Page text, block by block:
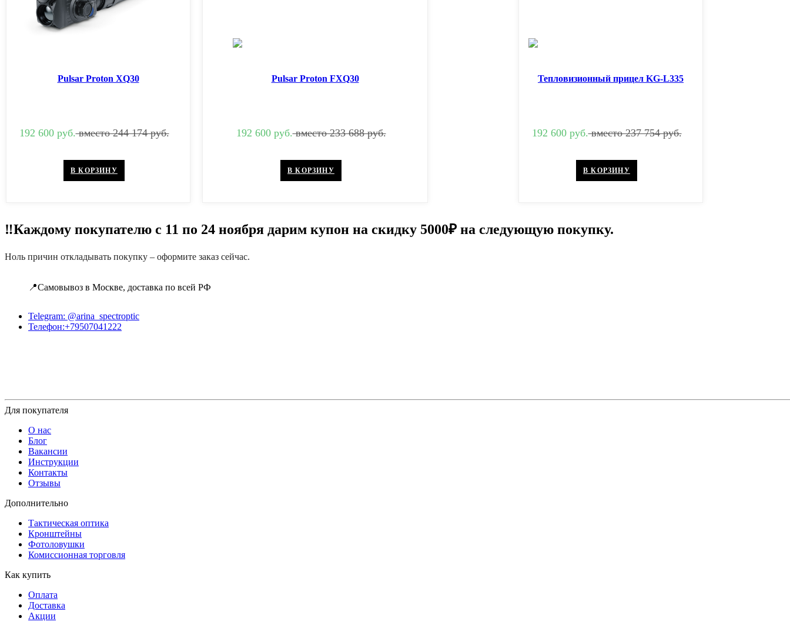
Pulsar Proton XQ30
192 600 руб.вместо 244 174 руб.
В КОРЗИНУ
Pulsar Proton FXQ30
192 600 руб.вместо 233 688 руб.
В КОРЗИНУ
Тепловизионный прицел KG-L335
192 600 руб.вместо 237 754 руб.
В КОРЗИНУ
‼️Каждому покупателю с 11 по 24 ноября дарим купон на скидку 5000₽ на следующую покупку.
Ноль причин откладывать покупку – оформите заказ сейчас.
📍Самовывоз в Москве, доставка по всей РФ
Telegram: @arina_spectroptic
Телефон:+79507041222
Для покупателя
О нас
Блог
Вакансии
Инструкции
Контакты
Отзывы
Дополнительно
Тактическая оптика
Кронштейны
Фотоловушки
Комиссионная торговля
Как купить
Оплата
Доставка
Акции